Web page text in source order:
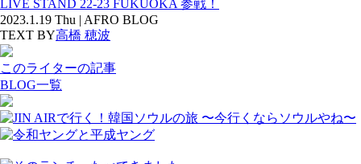
LIVE STAND 22-23 FUKUOKA 参戦！
2023.1.19 Thu | AFRO BLOG
TEXT BY高橋 穂波
このライターの記事
BLOG一覧